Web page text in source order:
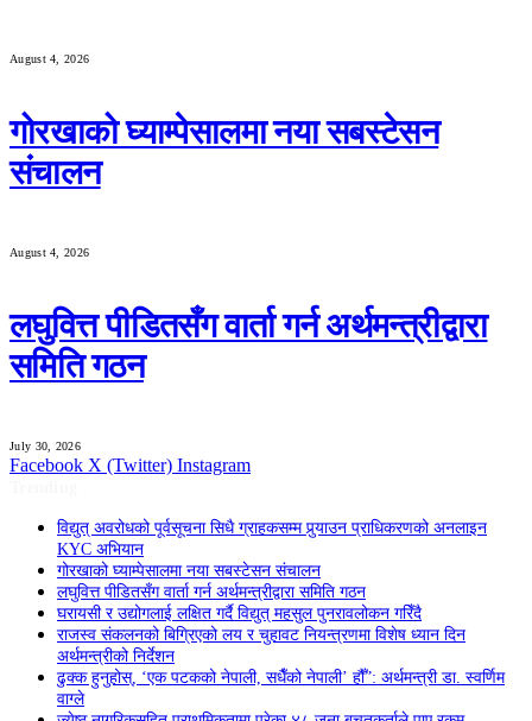
August 4, 2026
गोरखाको घ्याम्पेसालमा नया सबस्टेसन
संचालन
August 4, 2026
लघुवित्त पीडितसँग वार्ता गर्न अर्थमन्त्रीद्वारा
समिति गठन
July 30, 2026
Facebook X (Twitter) Instagram
विद्युत् अवरोधको पूर्वसूचना सिधै ग्राहकसम्म पुर्‍याउन प्राधिकरणको अनलाइन
KYC अभियान
गोरखाको घ्याम्पेसालमा नया सबस्टेसन संचालन
लघुवित्त पीडितसँग वार्ता गर्न अर्थमन्त्रीद्वारा समिति गठन
घरायसी र उद्योगलाई लक्षित गर्दै विद्युत् महसुल पुनरावलोकन गरिँदै
राजस्व संकलनको बिग्रिएको लय र चुहावट नियन्त्रणमा विशेष ध्यान दिन
अर्थमन्त्रीको निर्देशन
ढुक्क हुनुहोस्, ‘एक पटकको नेपाली, सधैँको नेपाली’ हौँ”: अर्थमन्त्री डा. स्वर्णिम
वाग्ले